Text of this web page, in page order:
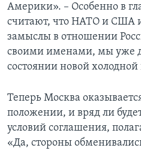
Америки». – Особенно в
считают, что НАТО и США
замыслы в отношении
своими именами, мы уже
состоянии новой
Теперь Москва
положении, и вряд ли
условий соглашения,
«Да, стороны